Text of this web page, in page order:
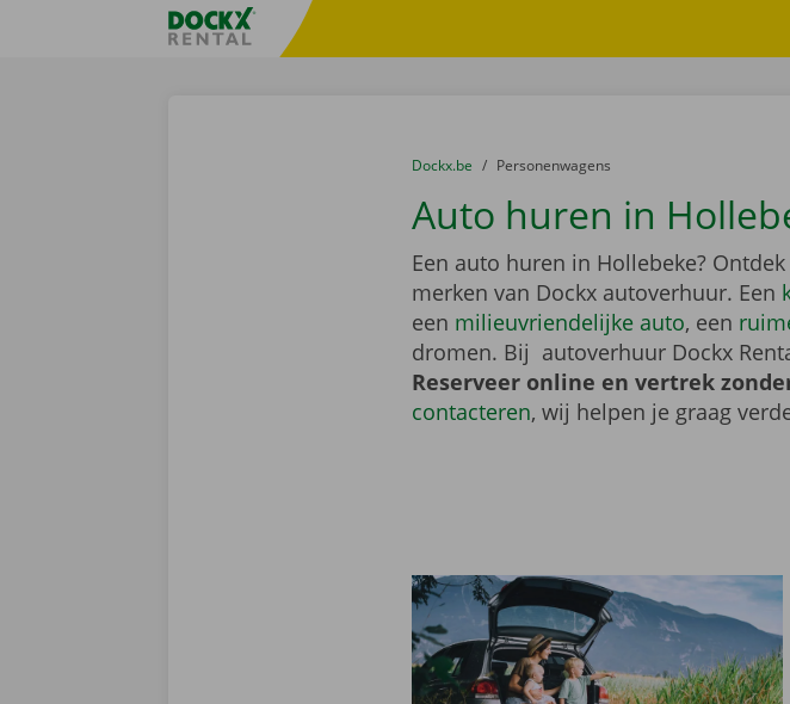
Taalselectie overslaanFratello DEMO
U bevindt zich hier:
van
Dockx.be naar
Personenwagens
Auto huren in
Een auto huren in Hollebeke?
merken van Dockx autoverhuur. Een
een milieuvriendelijke auto, een
dromen. Bij autoverhuur Dockx
Reserveer online en vertrek
contacteren, wij helpen je graag